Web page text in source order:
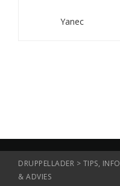
Yanec
DRUPPELLADER > TIPS, INFO
& ADVIES